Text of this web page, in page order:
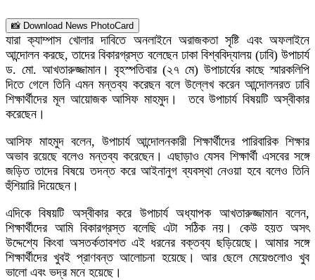
📸 Download News PhotoCard
যারা ক্যাম্পাস খোলার দাবিতে অনলাইনে অরাজকতা সৃষ্টি এবং অফলাইনে
আন্দোলন করছে, তাদের বিকারগ্রস্ত বলেছেন ঢাকা বিশ্ববিদ্যালয় (ঢাবি) উপাচার্য
ড. মো. আখতারুজ্জামান। বৃহস্পতিবার (২৭ মে) উপাচার্যের কাছে স্মারকলিপি
দিতে গেলে তিনি এমন মন্তব্য করেছন বলে উল্লেখ করেন আন্দোলনরত ঢাবি
শিক্ষার্থীদের মূল আয়োজক আসিফ মাহমুদ। তবে উপাচার্য বিষয়টি অস্বীকার
করেছেন।
আসিফ মাহমুদ বলেন, উপাচার্য আন্দোলনকারী শিক্ষার্থীদের পারিবারিক শিক্ষার
অভাব রয়েছে বলেও মন্তব্য করেছেন। এছাড়াও যেসব শিক্ষার্থী এসবের সঙ্গে
জড়িত তাদের বিষয়ে তদন্ত করে আইনানুগ ব্যবস্থা নেওয়া হবে বলেও তিনি
হুঁশিয়ারি দিয়েছেন।
এদিকে বিষয়টি অস্বীকার করে উপাচার্য অধ্যাপক আখতারুজ্জামান বলেন,
শিক্ষার্থীদের আমি বিকারগ্রস্ত বলেছি এটা সঠিক নয়। কেউ হয়ত অসৎ
উদ্দেশ্যে কিংবা অসতর্কতাবশত এই ধরনের বক্তব্য ছড়িয়েছে। আমার সঙ্গে
শিক্ষার্থীদের খুবই প্রাণবন্ত আলোচনা হয়েছে। আর ছেলে মেয়েগুলোও খুব
ভালো এবং ভদ্র মনে হয়েছে।